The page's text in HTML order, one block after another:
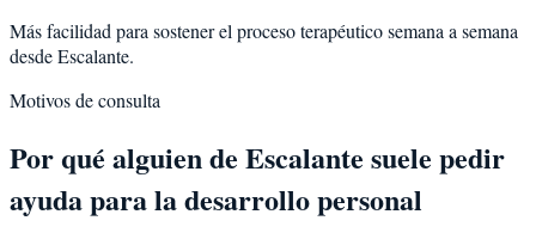
Más facilidad para sostener el proceso terapéutico semana a semana
desde Escalante.
Motivos de consulta
Por qué alguien de Escalante suele pedir
ayuda para ladesarrollo personal